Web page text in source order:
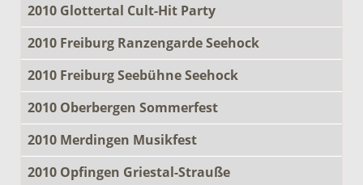
2010 Glottertal Cult-Hit Party
2010 Freiburg Ranzengarde Seehock
2010 Freiburg Seebühne Seehock
2010 Oberbergen Sommerfest
2010 Merdingen Musikfest
2010 Opfingen Griestal-Strauße